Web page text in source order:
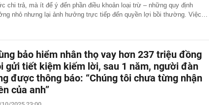
700 tỷ giờ bán cà phê ở phường Hoà Hưng (TP.HCM),
liền "vỡ trận"
người phụ nữ sốt cao liên tục, phổi tổn thương hơn
cảnh báo nóng, tuyên bố hành động pháp lý
bánh xe ô tô ở khu đô thị Hà Nội
ứng dụng Android có thể âm thầm theo dõi vị trí người
chi trả, mà ít để ý đến phần điều khoản loại trừ – những quy định
nhỏ nhưng lại ảnh hưởng trực tiếp đến quyền lợi bồi thường. Việc…
bảo hiểm nhân thọ vay hơn 237 triệu đồng
gửi tiết kiệm kiếm lời, sau 1 năm, người đàn
được thông báo: “Chúng tôi chưa từng nhận
của anh”